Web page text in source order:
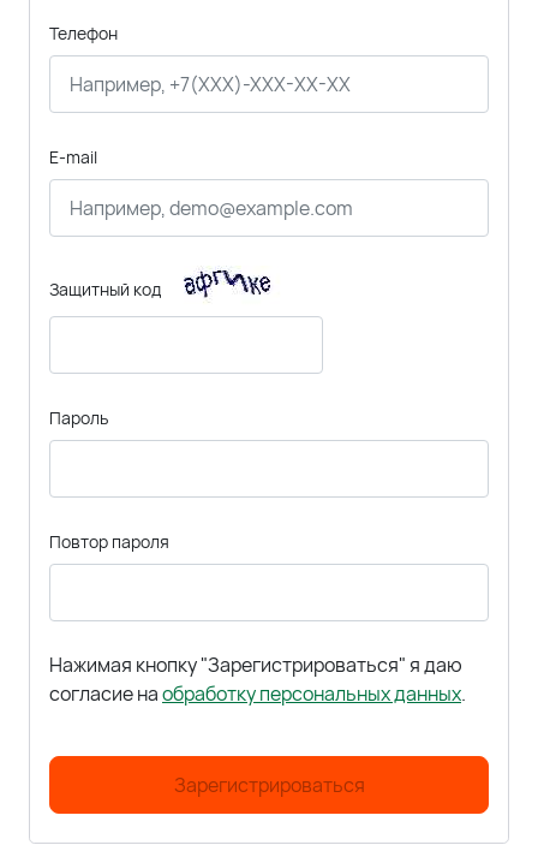
Телефон
E-mail
Защитный код
Пароль
Повтор пароля
Нажимая кнопку "Зарегистрироваться" я даю
согласие наобработку персональных данных.
Зарегистрироваться